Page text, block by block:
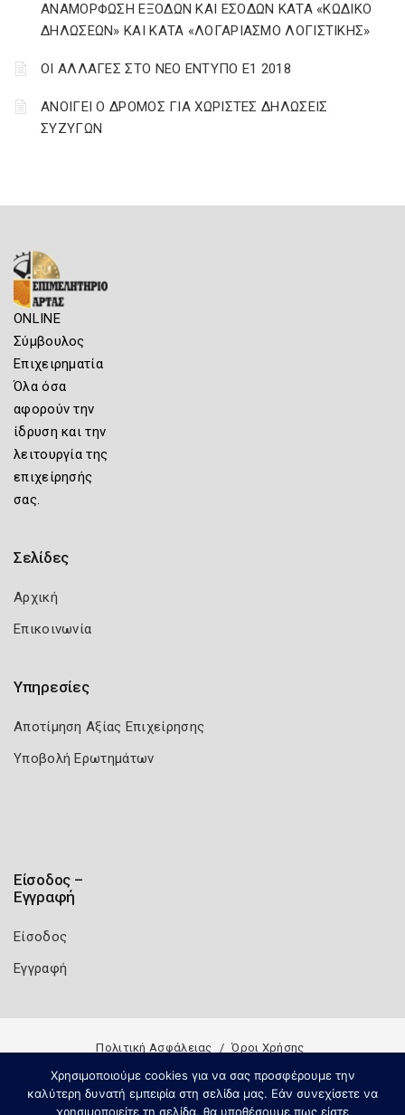
ΑΝΑΜΟΡΦΩΣΗ ΕΞΟΔΩΝ ΚΑΙ ΕΣΟΔΩΝ ΚΑΤΑ «ΚΩΔΙΚΟ
ΔΗΛΩΣΕΩΝ» ΚΑΙ ΚΑΤΑ «ΛΟΓΑΡΙΑΣΜΟ ΛΟΓΙΣΤΙΚΗΣ»
ΟΙ ΑΛΛΑΓΕΣ ΣΤΟ ΝΕΟ ΕΝΤΥΠΟ Ε1 2018
ΑΝΟΙΓΕΙ Ο ΔΡΟΜΟΣ ΓΙΑ ΧΩΡΙΣΤΕΣ ΔΗΛΩΣΕΙΣ
ΣΥΖΥΓΩΝ
ONLINE
Σύμβουλος
Επιχειρηματία
Όλα όσα
αφορούν την
ίδρυση και την
λειτουργία της
επιχείρησής
σας.
Σελίδες
Αρχική
Επικοινωνία
Υπηρεσίες
Αποτίμηση Αξίας Επιχείρησης
Υποβολή Ερωτημάτων
Είσοδος –
Εγγραφή
Είσοδος
Εγγραφή
Πολιτική Ασφάλειας Όροι Χρήσης
Χρησιμοποιούμε cookies για να σας προσφέρουμε την
καλύτερη δυνατή εμπειρία στη σελίδα μας. Εάν συνεχίσετε να
χρησιμοποιείτε τη σελίδα, θα υποθέσουμε πως είστε
Copyright 2026 Knowledge A.E.